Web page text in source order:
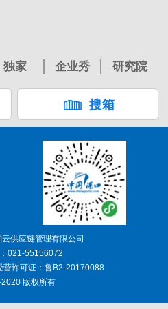
独家 企业秀 研究院
搜箱
供应链管理有限公司
021-55156072
营许可证：鲁B2-20170088
版权所有